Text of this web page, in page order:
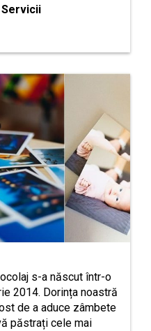
Servicii
s-a născut într-o
2014. Dorința noastră
de a aduce zâmbete
păstrați cele mai